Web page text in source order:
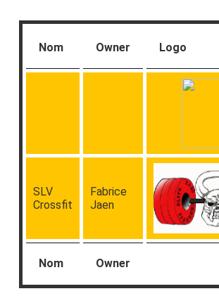
Nom Owner Logo
Nom Owner
SLV
Crossfit
Fabrice
Jaen